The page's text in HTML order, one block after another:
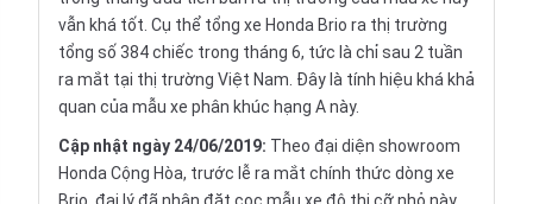
vẫn khá tốt. Cụ thể tổng xe Honda Brio ra thị trường
tổng số 384 chiếc trong tháng 6, tức là chỉ sau 2 tuần
ra mắt tại thị trường Việt Nam. Đây là tính hiệu khá khả
quan của mẫu xe phân khúc hạng A này.
Cập nhật ngày 24/06/2019: Theo đại diện showroom
Honda Cộng Hòa, trước lễ ra mắt chính thức dòng xe